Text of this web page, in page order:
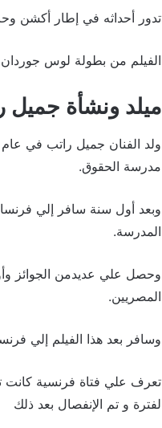
تدور أحداثه في إطار أكشن
الفيلم من بطولة لوس جوردان
ميلد ونشأة جميل
مدرسة الحقوق.
وبعد أول سنة سافر إلي
المدرسة.
وحصل علي عديدمن الجوائز
المصريين.
وسافر بعد هذا الفيلم إلي
تعرف علي فتاة فرنسية كانت
لفترة و تم الإنفصال بعد ذلك